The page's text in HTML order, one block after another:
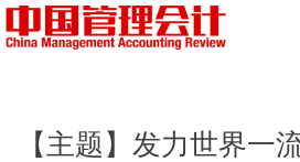
【主题】发力世界一